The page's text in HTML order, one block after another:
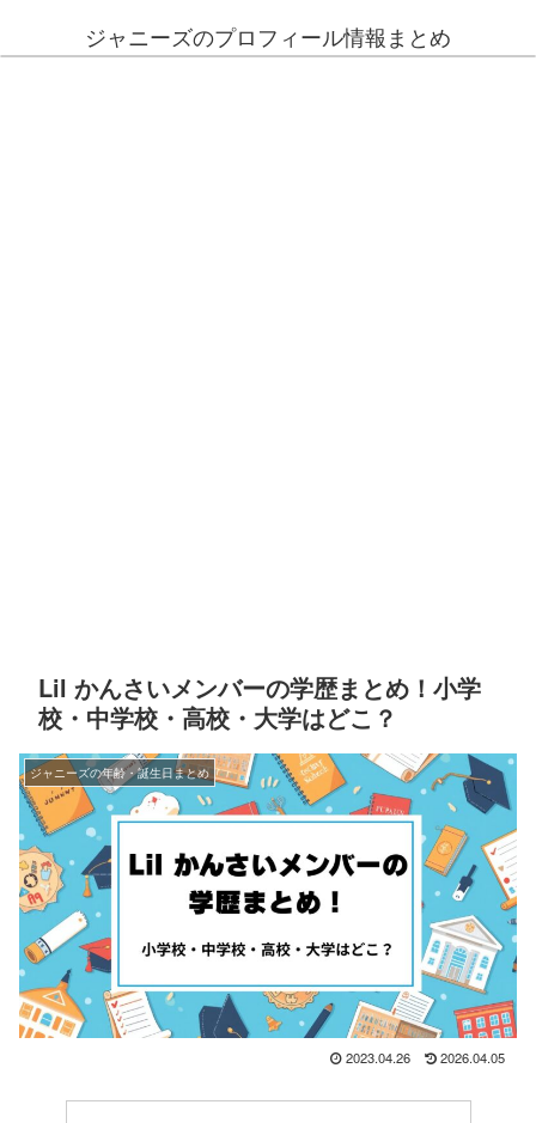
ジャニーズのプロフィール情報まとめ
Lil かんさいメンバーの学歴まとめ！小学
校・中学校・高校・大学はどこ？
ジャニーズの年齢・誕生日まとめ
2023.04.26 2026.04.05